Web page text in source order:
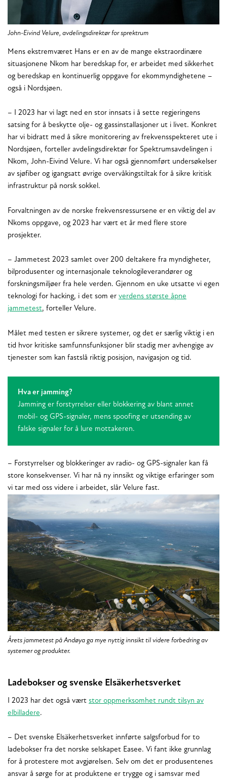
John-Eivind Velure, avdelingsdirektør for sprektrum
Mens ekstremværet Hans er en av de mange ekstraordinære
situasjonene Nkom har beredskap for, er arbeidet med sikkerhet
og beredskap en kontinuerlig oppgave for ekommyndighetene –
også i Nordsjøen.
– I 2023 har vi lagt ned en stor innsats i å sette regjeringens
satsing for å beskytte olje- og gassinstallasjoner ut i livet. Konkret
har vi bidratt med å sikre monitorering av frekvensspekteret ute i
Nordsjøen, forteller avdelingsdirektør for Spektrumsavdelingen i
Nkom, John-Eivind Velure. Vi har også gjennomført undersøkelser
av sjøfiber og igangsatt øvrige overvåkingstiltak for å sikre kritisk
infrastruktur på norsk sokkel.
Forvaltningen av de norske frekvensressursene er en viktig del av
Nkoms oppgave, og 2023 har vært et år med flere store
prosjekter.
– Jammetest 2023 samlet over 200 deltakere fra myndigheter,
bilprodusenter og internasjonale teknologileverandører og
forskningsmiljøer fra hele verden. Gjennom en uke utsatte vi egen
teknologi for hacking, i det som er verdens største åpne
jammetest, forteller Velure.
Målet med testen er sikrere systemer, og det er særlig viktig i en
tid hvor kritiske samfunnsfunksjoner blir stadig mer avhengige av
tjenester som kan fastslå riktig posisjon, navigasjon og tid.
Hva er jamming?
Jamming er forstyrrelser eller blokkering av blant annet
mobil- og GPS-signaler, mens spoofing er utsending av
falske signaler for å lure mottakeren.
– Forstyrrelser og blokkeringer av radio- og GPS-signaler kan få
store konsekvenser. Vi har nå ny innsikt og viktige erfaringer som
vi tar med oss videre i arbeidet, slår Velure fast.
Årets jammetest på Andøya ga mye nyttig innsikt til videre forbedring av
systemer og produkter.
Ladebokser og svenske Elsäkerhetsverket
I 2023 har det også vært stor oppmerksomhet rundt tilsyn av
elbilladere.
– Det svenske Elsäkerhetsverket innførte salgsforbud for to
ladebokser fra det norske selskapet Easee. Vi fant ikke grunnlag
for å protestere mot avgjørelsen. Selv om det er produsentenes
ansvar å sørge for at produktene er trygge og i samsvar med